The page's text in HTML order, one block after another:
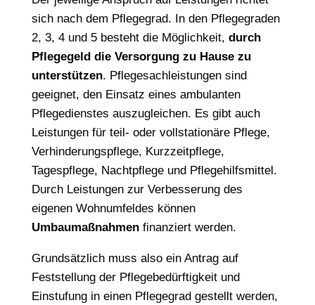
sich nach dem Pflegegrad. In den Pflegegraden
2, 3, 4 und 5 besteht die Möglichkeit, durch
Pflegegeld die Versorgung zu Hause zu
unterstützen. Pflegesachleistungen sind
geeignet, den Einsatz eines ambulanten
Pflegedienstes auszugleichen. Es gibt auch
Leistungen für teil- oder vollstationäre Pflege,
Verhinderungspflege, Kurzzeitpflege,
Tagespflege, Nachtpflege und Pflegehilfsmittel.
Durch Leistungen zur Verbesserung des
eigenen Wohnumfeldes können
Umbaumaßnahmenfinanziert werden.
Grundsätzlich muss also ein Antrag auf
Feststellung der Pflegebedürftigkeit und
Einstufung in einen Pflegegrad gestellt werden,